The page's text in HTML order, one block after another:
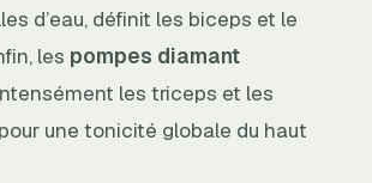
d’eau, définit les biceps et le
les pompes diamant
les triceps et les
une tonicité globale du haut